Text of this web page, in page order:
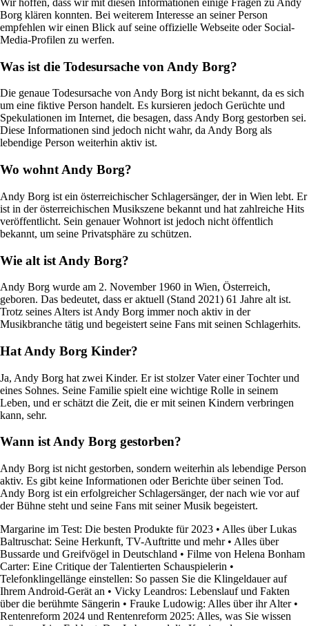
Wir hoffen, dass wir mit diesen Informationen einige Fragen zu Andy
Borg klären konnten. Bei weiterem Interesse an seiner Person
empfehlen wir einen Blick auf seine offizielle Webseite oder Social-
Media-Profilen zu werfen.
Was ist die Todesursache von Andy Borg?
Die genaue Todesursache von Andy Borg ist nicht bekannt, da es sich
um eine fiktive Person handelt. Es kursieren jedoch Gerüchte und
Spekulationen im Internet, die besagen, dass Andy Borg gestorben sei.
Diese Informationen sind jedoch nicht wahr, da Andy Borg als
lebendige Person weiterhin aktiv ist.
Wo wohnt Andy Borg?
Andy Borg ist ein österreichischer Schlagersänger, der in Wien lebt. Er
ist in der österreichischen Musikszene bekannt und hat zahlreiche Hits
veröffentlicht. Sein genauer Wohnort ist jedoch nicht öffentlich
bekannt, um seine Privatsphäre zu schützen.
Wie alt ist Andy Borg?
Andy Borg wurde am 2. November 1960 in Wien, Österreich,
geboren. Das bedeutet, dass er aktuell (Stand 2021) 61 Jahre alt ist.
Trotz seines Alters ist Andy Borg immer noch aktiv in der
Musikbranche tätig und begeistert seine Fans mit seinen Schlagerhits.
Hat Andy Borg Kinder?
Ja, Andy Borg hat zwei Kinder. Er ist stolzer Vater einer Tochter und
eines Sohnes. Seine Familie spielt eine wichtige Rolle in seinem
Leben, und er schätzt die Zeit, die er mit seinen Kindern verbringen
kann, sehr.
Wann ist Andy Borg gestorben?
Andy Borg ist nicht gestorben, sondern weiterhin als lebendige Person
aktiv. Es gibt keine Informationen oder Berichte über seinen Tod.
Andy Borg ist ein erfolgreicher Schlagersänger, der nach wie vor auf
der Bühne steht und seine Fans mit seiner Musik begeistert.
Margarine im Test: Die besten Produkte für 2023 • Alles über Lukas
Baltruschat: Seine Herkunft, TV-Auftritte und mehr• Alles über
Bussarde und Greifvögel in Deutschland • Filme von Helena Bonham
Carter: Eine Critique der Talentierten Schauspielerin •
Telefonklingellänge einstellen: So passen Sie die Klingeldauer auf
Ihrem Android-Gerät an • Vicky Leandros: Lebenslauf und Fakten
über die berühmte Sängerin • Frauke Ludowig: Alles über ihr Alter•
Rentenreform 2024 und Rentenreform 2025: Alles, was Sie wissen